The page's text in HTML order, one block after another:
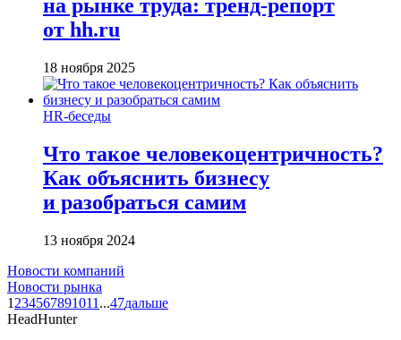
на рынке труда: тренд-репорт
от hh.ru
18 ноября 2025
HR-беседы
Что такое человеко­центричность?
Как объяснить бизнесу
и разобраться самим
13 ноября 2024
Новости компаний
Новости рынка
1 234567891011 ...47дальше
HeadHunter